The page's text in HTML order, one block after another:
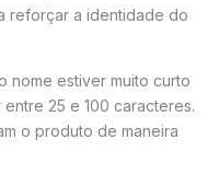
reforçar a identidade do
nome estiver muito curto
25 e 100 caracteres.
o produto de maneira